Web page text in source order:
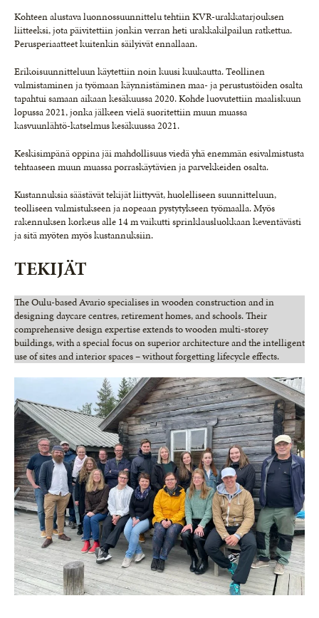
Kohteen alustava luonnossuunnittelu tehtiin KVR-urakkatarjouksen
liitteeksi, jota päivitettiin jonkin verran heti urakkakilpailun ratkettua.
Perusperiaatteet kuitenkin säilyivät ennallaan.
Erikoisuunnitteluun käytettiin noin kuusi kuukautta. Teollinen
valmistaminen ja työmaan käynnistäminen maa- ja perustustöiden osalta
tapahtui samaan aikaan kesäkuussa 2020. Kohde luovutettiin maaliskuun
lopussa 2021, jonka jälkeen vielä suoritettiin muun muassa
kasvuunlähtö-katselmus kesäkuussa 2021.
Keskisimpänä oppina jäi mahdollisuus viedä yhä enemmän esivalmistusta
tehtaaseen muun muassa porraskäytävien ja parvekkeiden osalta.
Kustannuksia säästävät tekijät liittyvät, huolelliseen suunnitteluun,
teolliseen valmistukseen ja nopeaan pystytykseen työmaalla. Myös
rakennuksen korkeus alle 14 m vaikutti sprinklausluokkaan keventävästi
ja sitä myöten myös kustannuksiin.
TEKIJÄT
The Oulu-based Avario specialises in wooden construction and in
designing daycare centres, retirement homes, and schools. Their
comprehensive design expertise extends to wooden multi-storey
buildings, with a special focus on superior architecture and the intelligent
use of sites and interior spaces – without forgetting lifecycle effects.